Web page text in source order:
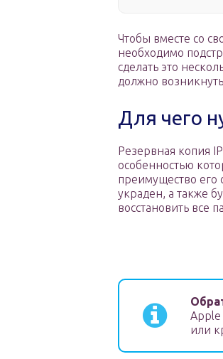
Чтобы вместе со
необходимо
сделать это
должно
Для чего
Резервная копия
особенностью
преимущество его
украден, а также
восстановить все
Apple
или